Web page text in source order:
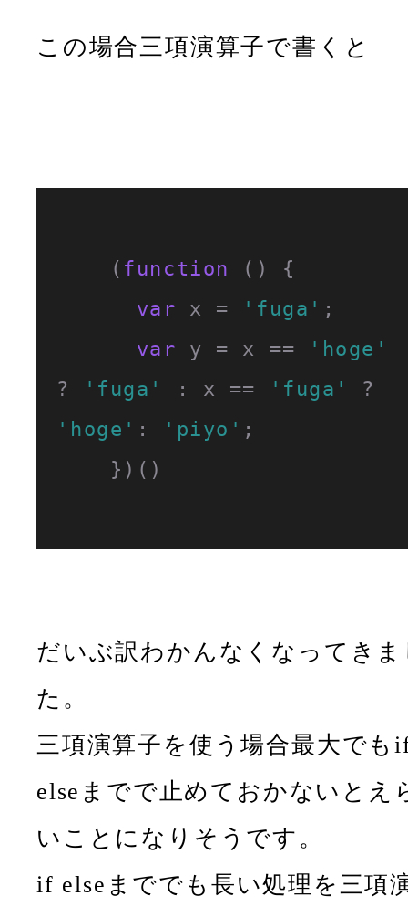
この場合三項演算子で書くと
    (
function ( ) {
var x = 'fuga' ;
var y = x ==
'hoge'
?
'fuga' : x == 'fuga'
'hoge' : 'piyo' ;
だいぶ訳わかんなくなってきま
た。
三項演算子を使う場合最大でも
elseまでで止めておかないとえ
いことになりそうです。
if elseまででも長い処理を三項